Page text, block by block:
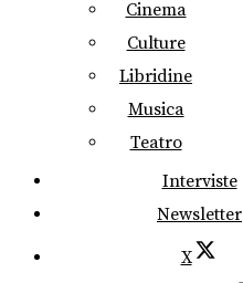
Cinema
Culture
Libridine
Musica
Teatro
Interviste
Newsletter
X